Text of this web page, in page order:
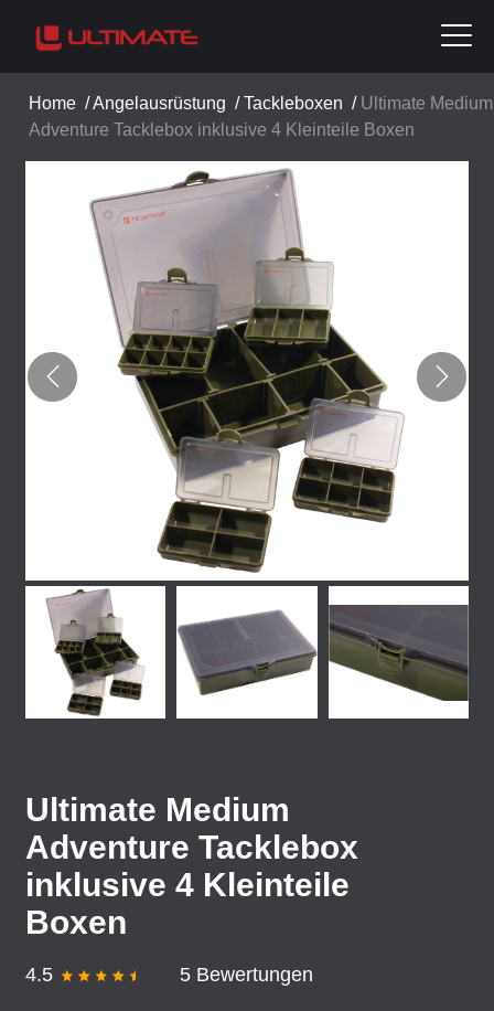
Home /Angelausrüstung /Tackleboxen / Ultimate Medium
Adventure Tacklebox inklusive 4 Kleinteile Boxen
Ultimate Medium
Adventure Tacklebox
inklusive 4 Kleinteile
Boxen
4.5 5 Bewertungen